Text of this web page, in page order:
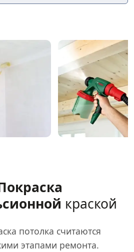
краской
потолка считаются
этапами ремонта.